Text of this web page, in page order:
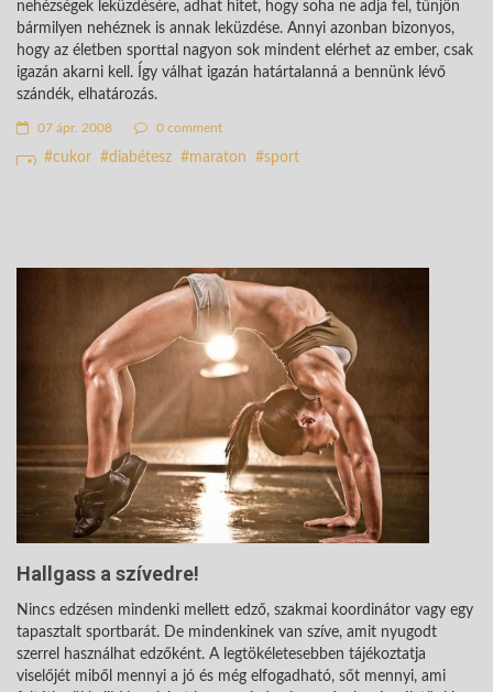
nehézségek leküzdésére, adhat hitet, hogy soha ne adja fel, tűnjön
bármilyen nehéznek is annak leküzdése. Annyi azonban bizonyos,
hogy az életben sporttal nagyon sok mindent elérhet az ember, csak
igazán akarni kell. Így válhat igazán határtalanná a bennünk lévő
szándék, elhatározás.
07 ápr. 2008 0 comment
cukor diabétesz maraton sport
Hallgass a szívedre!
Nincs edzésen mindenki mellett edző, szakmai koordinátor vagy egy
tapasztalt sportbarát. De mindenkinek van szíve, amit nyugodt
szerrel használhat edzőként. A legtökéletesebben tájékoztatja
viselőjét miből mennyi a jó és még elfogadható, sőt mennyi, ami